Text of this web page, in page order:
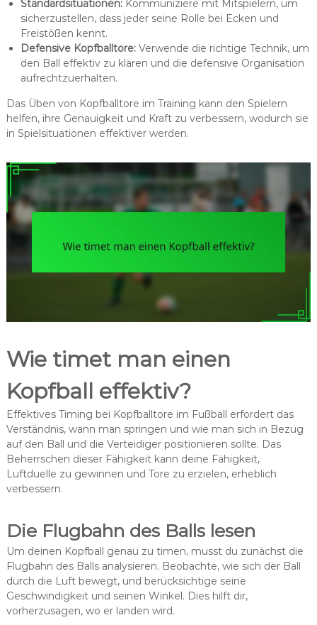
Standardsituationen:Kommuniziere mit Mitspielern, um
sicherzustellen, dass jeder seine Rolle bei Ecken und
Freistößen kennt.
Defensive Kopfballtore:Verwende die richtige Technik, um
den Ball effektiv zu klären und die defensive Organisation
aufrechtzuerhalten.
Das Üben von Kopfballtore im Training kann den Spielern
helfen, ihre Genauigkeit und Kraft zu verbessern, wodurch sie
in Spielsituationen effektiver werden.
Wie timet man einen
Kopfball effektiv?
Effektives Timing bei Kopfballtore im Fußball erfordert das
Verständnis, wann man springen und wie man sich in Bezug
auf den Ball und die Verteidiger positionieren sollte. Das
Beherrschen dieser Fähigkeit kann deine Fähigkeit,
Luftduelle zu gewinnen und Tore zu erzielen, erheblich
verbessern.
Die Flugbahn des Balls lesen
Um deinen Kopfball genau zu timen, musst du zunächst die
Flugbahn des Balls analysieren. Beobachte, wie sich der Ball
durch die Luft bewegt, und berücksichtige seine
Geschwindigkeit und seinen Winkel. Dies hilft dir,
vorherzusagen, wo er landen wird.